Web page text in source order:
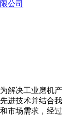
公司
解决工业磨机产
进技术并结合我
市场需求，经过